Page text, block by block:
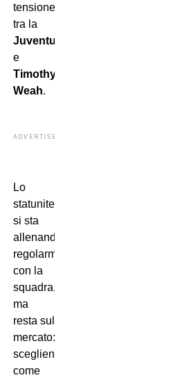
tensione
tra la
Juventus
e
Timothy
Weah.
ADVERTISEMENT
Lo
statunitense
si sta
allenando
regolarmente
con la
squadra,
ma
resta sul
mercato:
scegliendo,
come